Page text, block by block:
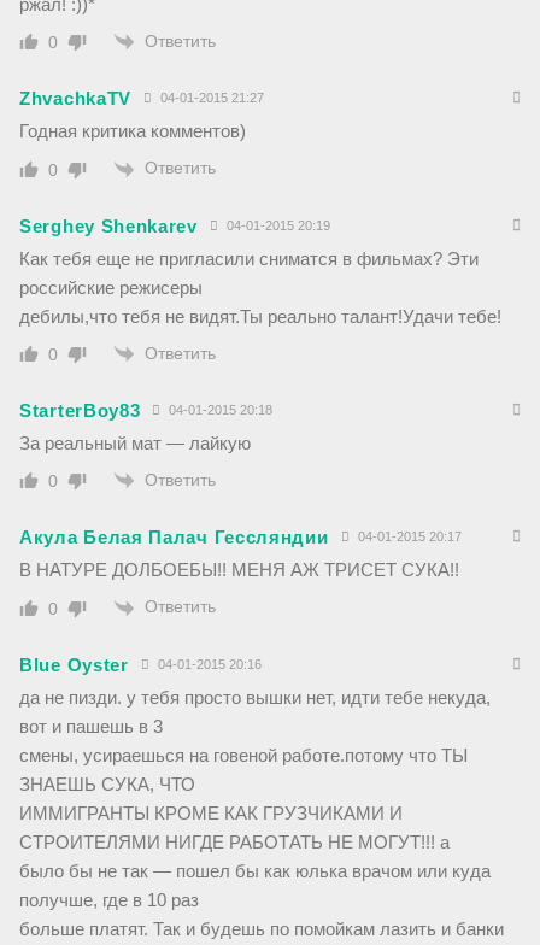
ржал! :))*
0 Ответить
ZhvachkaTV 04-01-2015 21:27
Годная критика комментов)
0 Ответить
Serghey Shenkarev 04-01-2015 20:19
Как тебя еще не пригласили сниматся в фильмах? Эти
российские режисеры
дебилы,что тебя не видят.Ты реально талант!Удачи тебе!
0 Ответить
StarterBoy83 04-01-2015 20:18
За реальный мат — лайкую
0 Ответить
Акула Белая Палач Гессляндии 04-01-2015 20:17
В НАТУРЕ ДОЛБОЕБЫ!! МЕНЯ АЖ ТРИСЕТ СУКА!!
0 Ответить
Blue Oyster 04-01-2015 20:16
да не пизди. у тебя просто вышки нет, идти тебе некуда,
вот и пашешь в 3
смены, усираешься на говеной работе.потому что ТЫ
ЗНАЕШЬ СУКА, ЧТО
ИММИГРАНТЫ КРОМЕ КАК ГРУЗЧИКАМИ И
СТРОИТЕЛЯМИ НИГДЕ РАБОТАТЬ НЕ МОГУТ!!! а
было бы не так — пошел бы как юлька врачом или куда
получше, где в 10 раз
больше платят. Так и будешь по помойкам лазить и банки